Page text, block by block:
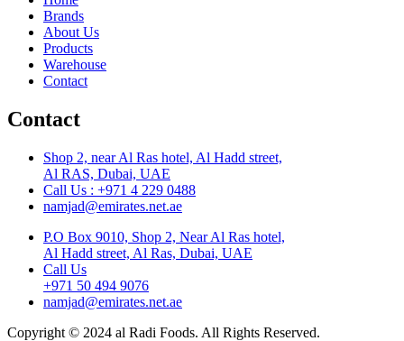
Brands
About Us
Products
Warehouse
Contact
Contact
Shop 2, near Al Ras hotel, Al Hadd street,
Al RAS, Dubai, UAE
Call Us : +971 4 229 0488
namjad@emirates.net.ae
P.O Box 9010, Shop 2, Near Al Ras hotel,
Al Hadd street, Al Ras, Dubai, UAE
Call Us
+971 50 494 9076
namjad@emirates.net.ae
Copyright © 2024 al Radi Foods. All Rights Reserved.